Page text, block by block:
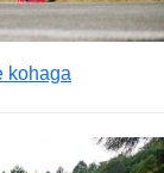
kohaga